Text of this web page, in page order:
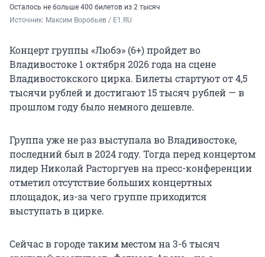
Осталось не больше 400 билетов из 2 тысяч
Источник: Максим Воробьев / E1.RU
Концерт группы «Любэ» (6+) пройдет во
Владивостоке 1 октября 2026 года на сцене
Владивостокского цирка. Билеты стартуют от 4,5
тысячи рублей и достигают 15 тысяч рублей — в
прошлом году было немного дешевле.
Группа уже не раз выступала во Владивостоке,
последний был в 2024 году. Тогда перед концертом
лидер Николай Расторгуев на пресс-конференции
отметил отсутствие больших концертных
площадок, из-за чего группе приходится
выступать в цирке.
Сейчас в городе таким местом на 3-6 тысяч